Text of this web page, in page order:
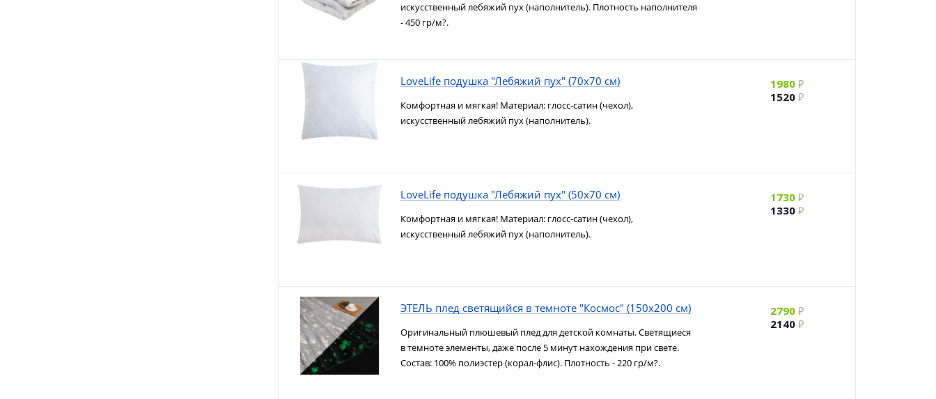
искусственный лебяжий пух (наполнитель). Плотность наполнителя
- 450 гр/м?.
LoveLife подушка "Лебяжий пух" (70х70 см)
Комфортная и мягкая! Материал: глосс-сатин (чехол),
искусственный лебяжий пух (наполнитель).
1980
1520
LoveLife подушка "Лебяжий пух" (50х70 см)
Комфортная и мягкая! Материал: глосс-сатин (чехол),
искусственный лебяжий пух (наполнитель).
1730
1330
ЭТЕЛЬ плед светящийся в темноте "Космос" (150х200 см)
Оригинальный плюшевый плед для детской комнаты. Светящиеся
в темноте элементы, даже после 5 минут нахождения при свете.
Состав: 100% полиэстер (корал-флис). Плотность - 220 гр/м?.
2790
2140